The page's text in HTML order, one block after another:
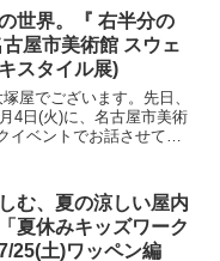
のイベントです。その内
異なります
世界。『 右半分の
屋市美術館 スウェ
スタイル展)
屋でございます。先日、
4日(火)に、名古屋市美術
イベントでお話させてい
いただきましたことを御
む、夏の涼しい屋内
夏休みキッズワーク
25(土)ワッペン編